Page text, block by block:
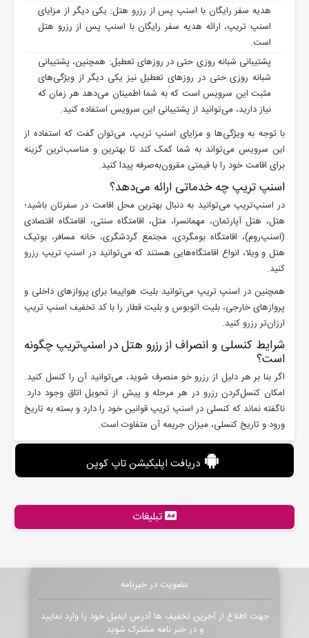
هدیه سفر رایگان با اسنپ پس از رزرو هتل: یکی دیگر از مزایای
اسنپ تریپ، ارائه هدیه سفر رایگان با اسنپ پس از رزرو هتل
است.
پشتیبانی شبانه روزی حتی در روزهای تعطیل: همچنین، پشتیبانی
شبانه روزی حتی در روزهای تعطیل نیز یکی دیگر از ویژگی‌های
مثبت این سرویس است که به شما اطمینان می‌دهد هر زمان که
نیاز دارید، می‌توانید از پشتیبانی این سرویس استفاده کنید.
با توجه به ویژگی‌ها و مزایای اسنپ تریپ، می‌توان گفت که استفاده از
این سرویس می‌تواند به شما کمک کند تا بهترین و مناسب‌ترین گزینه
برای اقامت خود را با قیمتی مقرون‌به‌صرفه پیدا کنید.
اسنپ ‌تریپ چه خدماتی ارائه می‌دهد؟
در اسنپ‌تریپ می‌توانید به دنبال بهترین محل اقامت در سفرتان باشید؛
هتل، هتل آپارتمان، مهمانسرا، متل، اقامتگاه سنتی، اقامتگاه اقتصادی
(اسنپ‌روم)، اقامتگاه بومگردی، مجتمع گردشگری، خانه مسافر، بوتیک
هتل و ویلا، انواع اقامتگاه‌هایی هستند که می‌توانید در اسنپ ‌تریپ رزرو
کنید.
همچنین در اسنپ تریپ می‌توانید بلیت هواپیما برای پروازهای داخلی و
پروازهای خارجی، بلیت اتوبوس و بلیت قطار را با کد تخفیف اسنپ تریپ
ارزان‌تر رزرو کنید.
شرایط کنسلی و انصراف از رزرو هتل در اسنپ‌تریپ چگونه
است؟
اگر بنا بر هر دلیل از رزرو خو منصرف شوید، می‌توانید آن را کنسل کنید.
امکان کنسل‌کردن رزرو در هر مرحله و پیش از تحویل اتاق وجود دارد.
ناگفته نماند که کنسلی در اسنپ تریپ قوانین خود را دارد و بسته به تاریخ
ورود و تاریخ کنسلی، میزان جریمه آن متفاوت است.
دریافت اپلیکیشن تاپ کوپن
تبلیغات
عضویت در خبرنامه
جهت اطلاع از آخرین تخفیف ها آدرس ایمیل خود را وارد نمایید
و در خبر نامه مشترک شوید